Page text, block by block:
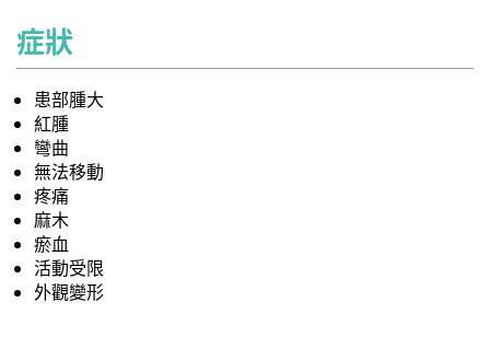
症狀
患部腫大
紅腫
彎曲
無法移動
疼痛
麻木
瘀血
活動受限
外觀變形